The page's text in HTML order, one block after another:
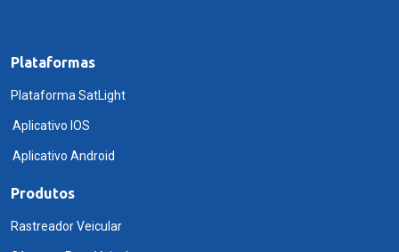
Plataformas
Plataforma SatLight
Aplicativo IOS
Aplicativo Android
Produtos
Rastreador Veicular